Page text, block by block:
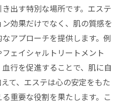
出す特別な場所です。エステ
効果だけでなく、肌の質感を
アプローチを提供します。例
ェイシャルトリートメント
行を促進することで、肌に自
て、エステは心の安定をもた
重要な役割を果たします。こ